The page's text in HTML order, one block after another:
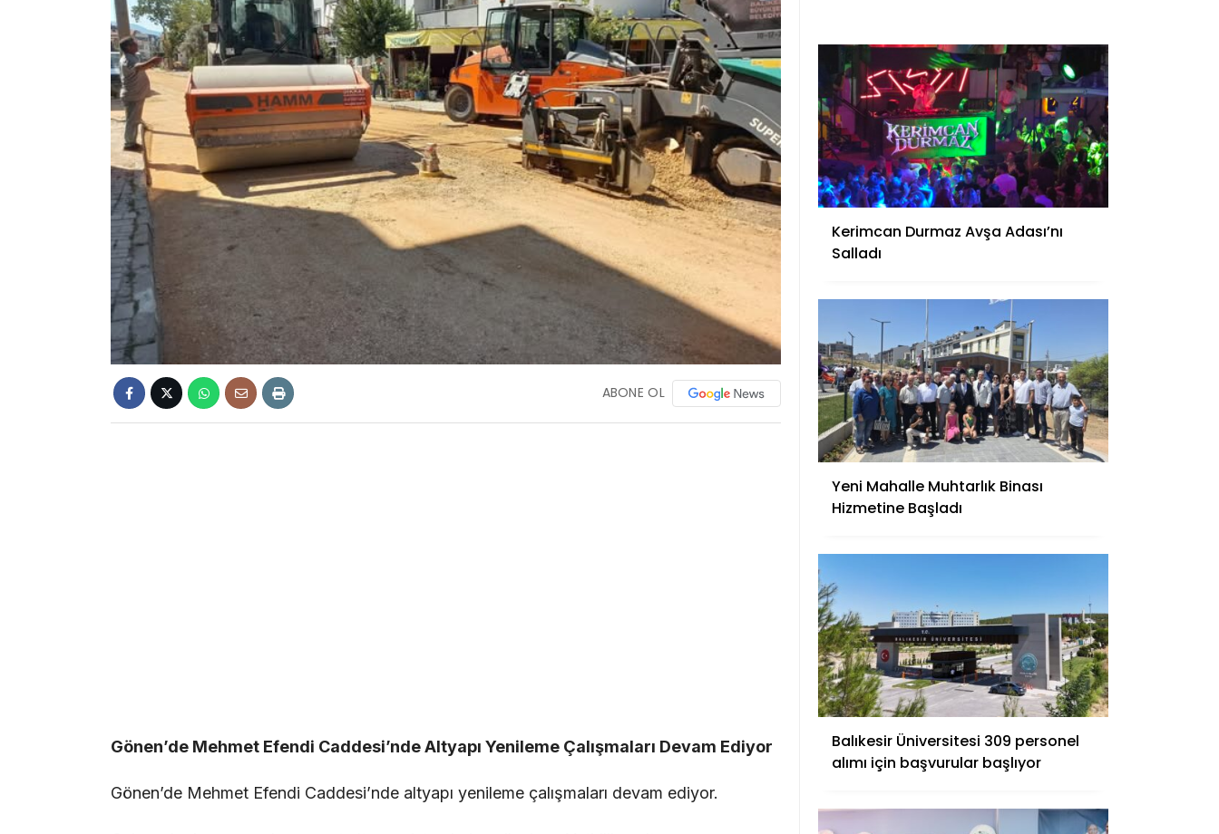
ABONE OL
Gönen’de Mehmet Efendi Caddesi’nde Altyapı Yenileme Çalışmaları Devam Ediyor
Gönen’de Mehmet Efendi Caddesi’nde altyapı yenileme çalışmaları devam ediyor.
Kerimcan Durmaz Avşa Adası’nı
Salladı
Yeni Mahalle Muhtarlık Binası
Hizmetine Başladı
Balıkesir Üniversitesi 309 personel
alımı için başvurular başlıyor